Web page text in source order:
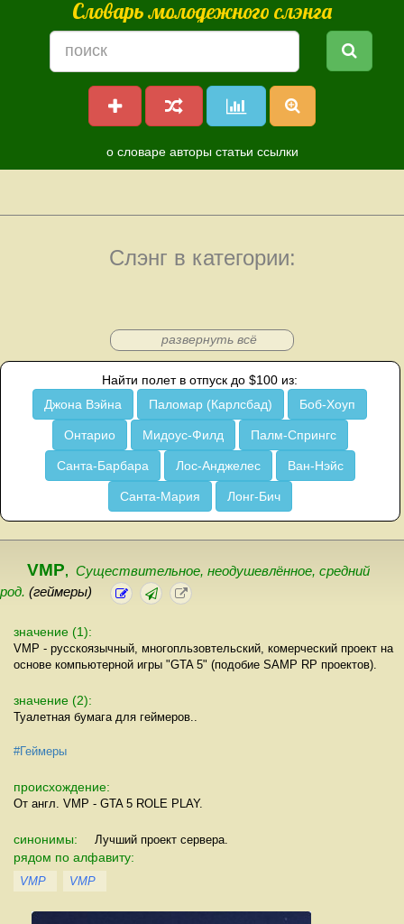
Словарь молодежного слэнга
о словаре авторы статьи ссылки
Слэнг в категории:
развернуть всё
Найти полет в отпуск до $100 из:
Джона Вэйна
Паломар (Карлсбад) Боб-Хоуп
Онтарио Мидоус-Филд Палм-Спрингс
Санта-Барбара Лос-Анджелес Ван-Нэйс
Санта-Мария Лонг-Бич
VMP, Существительное, неодушевлённое, cредний
род. (геймеры)
значение (1):
VMP - русскоязычный, многопльзовтельский, комерческий проект на
основе компьютерной игры "GTA 5" (подобие SAMP RP проектов).
значение (2):
Туалетная бумага для геймеров..
#Геймеры
происхождение:
От англ. VMP - GTA 5 ROLE PLAY.
синонимы: Лучший проект сервера.
рядом по алфавиту:
VMP VMP